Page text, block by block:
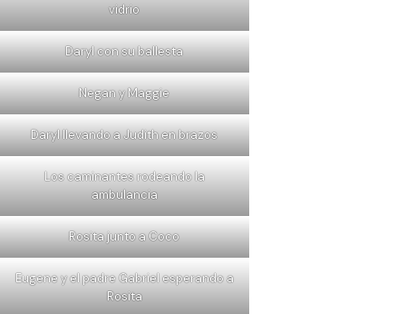
vidrio
Daryl con su ballesta
Negan y Maggie
Daryl llevando a Judith en brazos
Los caminantes rodeando la
ambulancia
Rosita junto a Coco
Eugene y el padre Gabriel esperando a
Rosita